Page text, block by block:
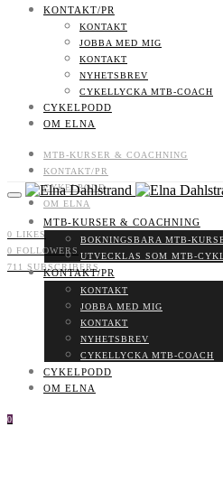
KONTAKT/PR
KONTAKT
JOBBA MED MIG
KONTAKT
NYHETSBREV
CYKELLYCKA MTB-COACH
CYKELPODD
OM ELNA
MTB-KURSER & COACHNING
KONTAKT/PR
CYKELPODD
OM ELNA
0 LIKES
0 FOLLOWERS
711
SUBSCRIBERS
MTB-KURSER & COACHNING
BOKNINGSBARA MTB-
UTVECKLAS SOM MTB-
KONTAKT/PR
KONTAKT
JOBBA MED MIG
KONTAKT
NYHETSBREV
CYKELLYCKA MTB-COACH
CYKELPODD
OM ELNA
0